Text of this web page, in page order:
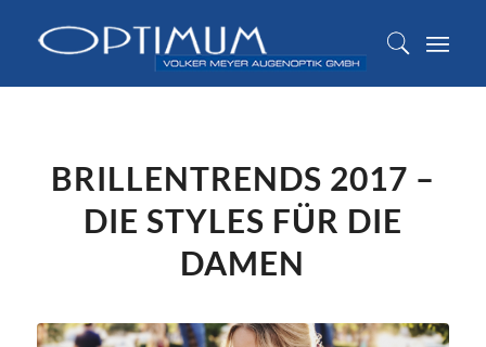
BRILLENTRENDS 2017 –
DIE STYLES FÜR DIE
DAMEN